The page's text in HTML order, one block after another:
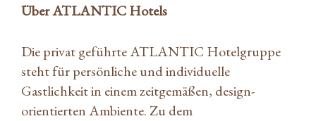
Über ATLANTIC Hotels
Die privat geführte ATLANTIC Hotelgruppe
steht für persönliche und individuelle
Gastlichkeit in einem zeitgemäßen, design-
orientierten Ambiente. Zu dem